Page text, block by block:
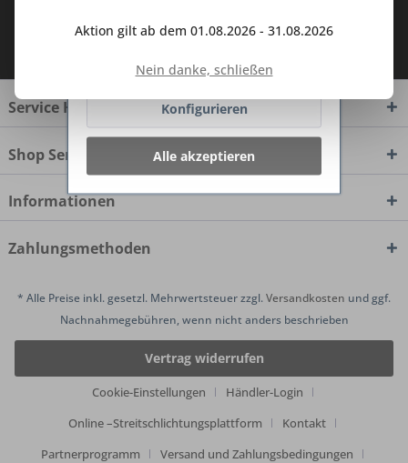
Ich habe dieDatenschutzbestimmungen
Service Hotline
Shop Service
Informationen
Zahlungsmethoden
* Alle Preise inkl. gesetzl. Mehrwertsteuer zzgl.Versandkosten und ggf.
Nachnahmegebühren, wenn nicht anders beschrieben
Vertrag widerrufen
Cookie-Einstellungen
Händler-Login
Online –Streitschlichtungsplattform
Kontakt
Partnerprogramm
Versand und Zahlungsbedingungen
Aktion gilt ab dem 01.08.2026 - 31.08.2026
Nein danke, schließen
Ablehnen
Konfigurieren
Alle akzeptieren